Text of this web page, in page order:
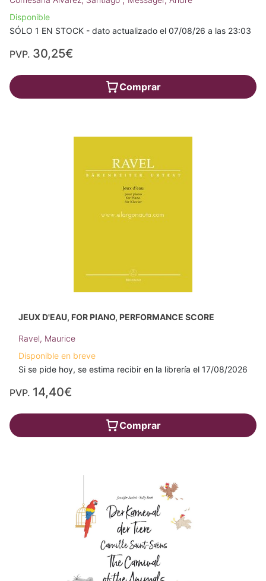
Disponible
SÓLO 1 EN STOCK - dato actualizado el 07/08/26 a las 23:03
PVP. 30,25€
Comprar
JEUX D'EAU, FOR PIANO, PERFORMANCE SCORE
Ravel, Maurice
Disponible en breve
Si se pide hoy, se estima recibir en la librería el 17/08/2026
PVP. 14,40€
Comprar